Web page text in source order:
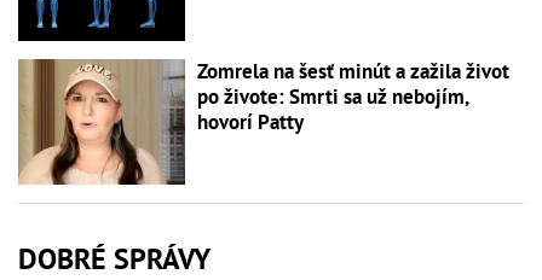
Zomrela na šesť minút a zažila život
po živote: Smrti sa už nebojím,
hovorí Patty
DOBRÉ SPRÁVY